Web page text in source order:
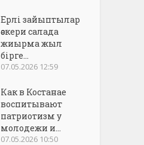
Ерлі зайыптылар
әскери салада
жиырма жыл
бірге...
07.05.2026 12:59
Как в Костанае
воспитывают
патриотизм у
молодежи и...
07.05.2026 10:50